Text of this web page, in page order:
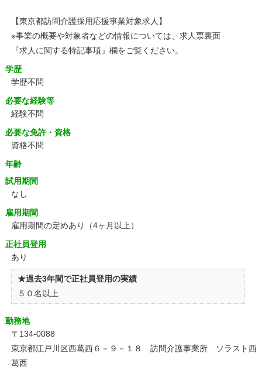
【東京都訪問介護採用応援事業対象求人】
※事業の概要や対象者などの情報については、求人票裏面
『求人に関する特記事項』欄をご覧ください。
学歴
学歴不問
必要な経験等
経験不問
必要な免許・資格
資格不問
年齢
試用期間
なし
雇用期間
雇用期間の定めあり（4ヶ月以上）
正社員登用
あり
★過去3年間で正社員登用の実績
５０名以上
勤務地
〒134-0088
東京都江戸川区西葛西６－９－１８ 訪問介護事業所 ソラスト西
葛西